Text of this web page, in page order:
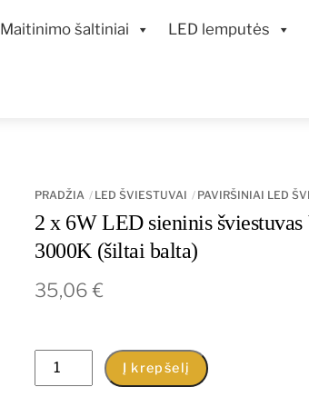
Maitinimo šaltiniai LED lemputės
PRADŽIA LED ŠVIESTUVAI PAVIRŠINIAI LED
2 x 6W LED sieninis šviestuvas
3000K (šiltai balta)
35,06€
produkto
kiekis:
Į krepšelį